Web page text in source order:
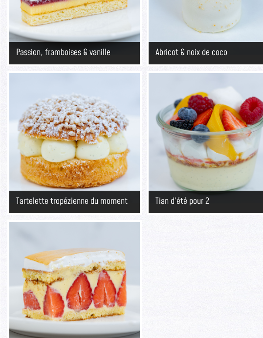
Passion, framboises & vanille Abricot & noix de coco
Tartelette tropézienne du moment Tian d’été pour 2